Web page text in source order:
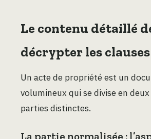
Le contenu détaillé
décrypter les clauses
Un acte de propriété est un
volumineux qui se divise en
parties distinctes.